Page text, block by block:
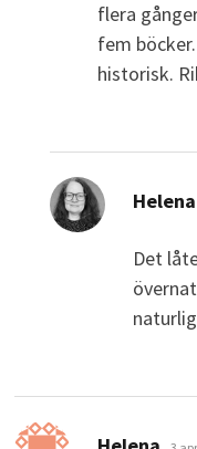
flera
fem
historisk.
Helena
Det